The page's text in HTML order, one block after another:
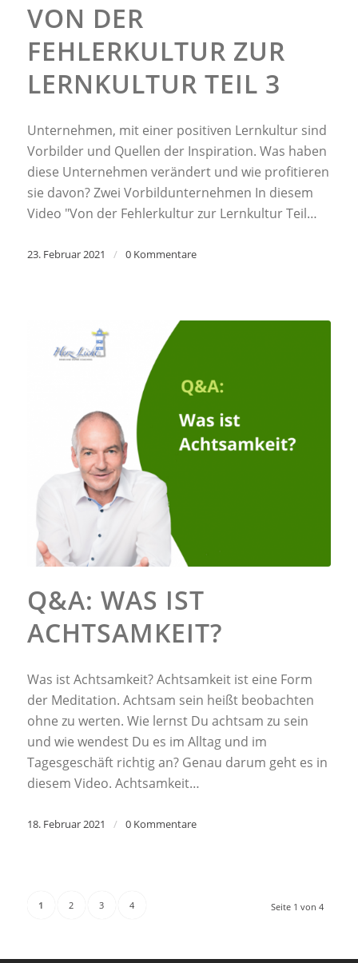
VON DER
FEHLERKULTUR ZUR
LERNKULTUR TEIL 3
Unternehmen, mit einer positiven Lernkultur sind
Vorbilder und Quellen der Inspiration. Was haben
diese Unternehmen verändert und wie profitieren
sie davon? Zwei Vorbildunternehmen In diesem
Video "Von der Fehlerkultur zur Lernkultur Teil…
23. Februar 2021 / 0 Kommentare
Q&A: WAS IST
ACHTSAMKEIT?
Was ist Achtsamkeit? Achtsamkeit ist eine Form
der Meditation. Achtsam sein heißt beobachten
ohne zu werten. Wie lernst Du achtsam zu sein
und wie wendest Du es im Alltag und im
Tagesgeschäft richtig an? Genau darum geht es in
diesem Video. Achtsamkeit…
18. Februar 2021 / 0 Kommentare
Seite 1 von 4
1 2 3 4